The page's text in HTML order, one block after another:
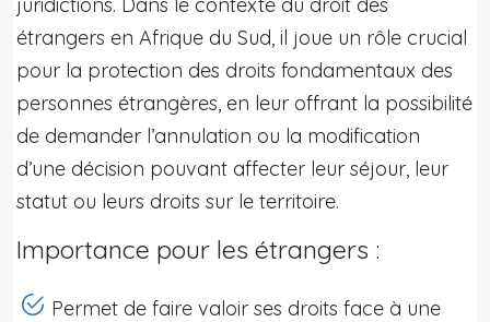
étrangers en Afrique du Sud, il joue un rôle crucial
pour la protection des droits fondamentaux des
personnes étrangères, en leur offrant la possibilité
de demander l’annulation ou la modification
d’une décision pouvant affecter leur séjour, leur
statut ou leurs droits sur le territoire.
Importance pour les étrangers :
Permet de faire valoir ses droits face à une